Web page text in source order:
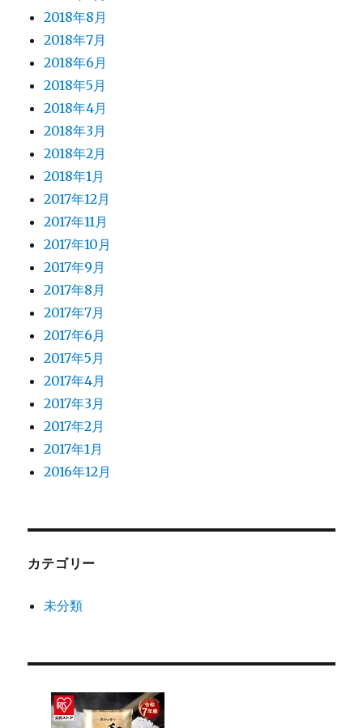
2018年8月
2018年7月
2018年6月
2018年5月
2018年4月
2018年3月
2018年2月
2018年1月
2017年12月
2017年11月
2017年10月
2017年9月
2017年8月
2017年7月
2017年6月
2017年5月
2017年4月
2017年3月
2017年2月
2017年1月
2016年12月
カテゴリー
未分類